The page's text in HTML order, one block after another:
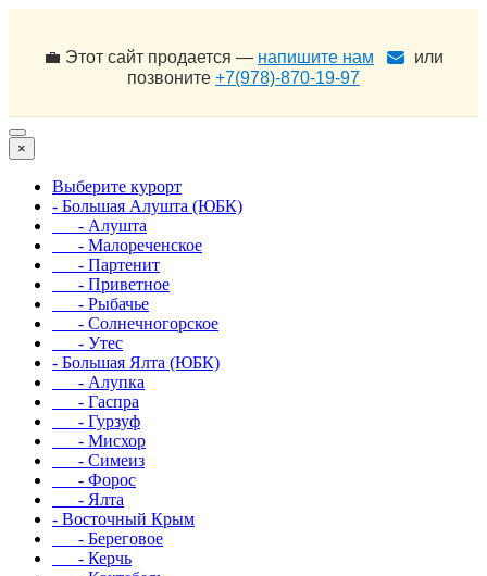
💼 Этот сайт продается — напишите нам
или
позвоните +7(978)-870-19-97
×
Выберите курорт
- Большая Алушта (ЮБК)
- Алушта
- Малореченское
- Партенит
- Приветное
- Рыбачье
- Солнечногорское
- Утес
- Большая Ялта (ЮБК)
- Алупка
- Гаспра
- Гурзуф
- Мисхор
- Симеиз
- Форос
- Ялта
- Восточный Крым
- Береговое
- Керчь